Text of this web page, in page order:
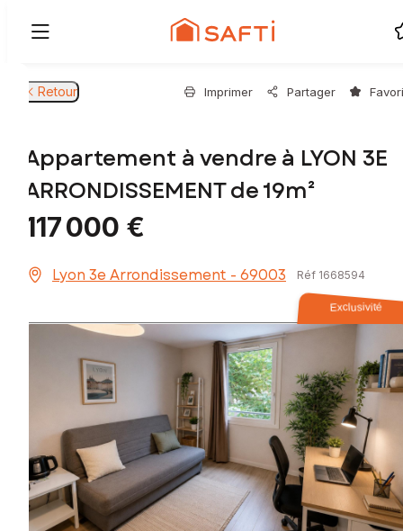
Retour Imprimer Partager
Appartement à vendre à LYON 3E
ARRONDISSEMENT de 19m²
117 000 €
Lyon 3e Arrondissement - 69003 Réf 1668594
Exclusivité